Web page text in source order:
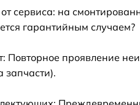
сенсора Korting HK 62051 X
от сервиса: на
гарантийным случаем?
Повторное проявление
запчасти).